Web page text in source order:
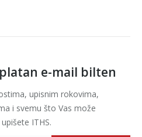
e-mail bilten
upisnim rokovima,
i svemu što Vas može
ITHS.